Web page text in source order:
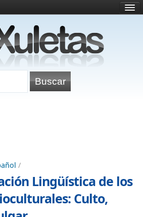
/
Lingüística de los
Culto,